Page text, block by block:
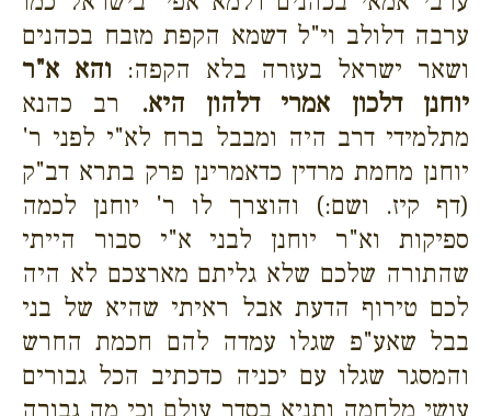
ערבה דלולב וי"ל דשמא הקפת מזבח בכהנים
ושאר ישראל בעזרה בלא הקפה: והא א"ר
יוחנן דלכון אמרי דלהון היא. רב כהנא
מתלמידי דרב היה ומבבל ברח לא"י לפני ר'
יוחנן מחמת מרדין כדאמרינן פרק בתרא דב"ק
(דף קיז. ושם:) והוצרך לו ר' יוחנן לכמה
ספיקות וא"ר יוחנן לבני א"י סבור הייתי
שהתורה שלכם שלא גליתם מארצכם לא היה
לכם טירוף הדעת אבל ראיתי שהיא של בני
בבל שאע"פ שגלו עמדה להם חכמת החרש
והמסגר שגלו עם יכניה כדכתיב הכל גבורים